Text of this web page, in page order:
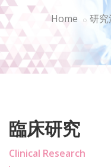
Home 研
臨床研究
Clinical Research